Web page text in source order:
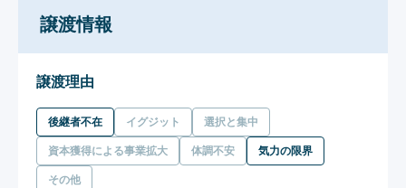
譲渡情報
譲渡理由
後継者不在 イグジット 選択と集中
資本獲得による事業拡大 体調不安 気力の限界
その他